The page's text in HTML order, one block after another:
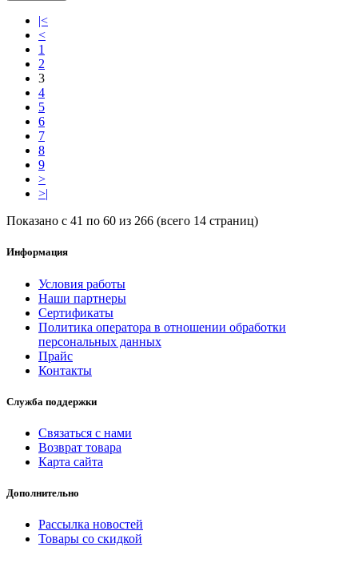
|<
<
1
2
3
4
5
6
7
8
9
>
>|
Показано с 41 по 60 из 266 (всего 14 страниц)
Информация
Условия работы
Наши партнеры
Сертификаты
Политика оператора в отношении обработки
персональных данных
Прайс
Контакты
Служба поддержки
Связаться с нами
Возврат товара
Карта сайта
Дополнительно
Рассылка новостей
Товары со скидкой